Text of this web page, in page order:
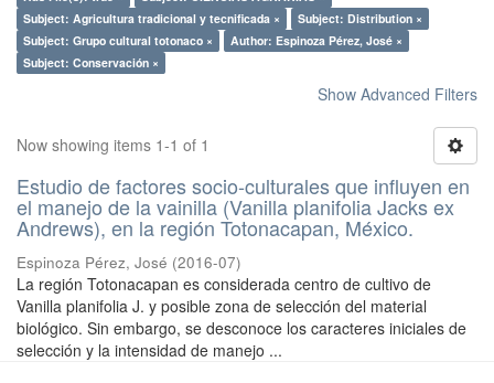
Subject: Agricultura tradicional y tecnificada ×
Subject: Distribution ×
Subject: Grupo cultural totonaco ×
Author: Espinoza Pérez, José ×
Subject: Conservación ×
Show Advanced Filters
Now showing items 1-1 of 1
Estudio de factores socio-culturales que influyen en
el manejo de la vainilla (Vanilla planifolia Jacks ex
Andrews), en la región Totonacapan, México.
Espinoza Pérez, José (2016-07)
La región Totonacapan es considerada centro de cultivo de
Vanilla planifolia J. y posible zona de selección del material
biológico. Sin embargo, se desconoce los caracteres iniciales de
selección y la intensidad de manejo ...